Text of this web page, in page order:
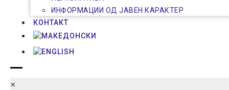
ИНФОРМАЦИИ ОД ЈАВЕН КАРАКТЕР
КОНТАКТ
×